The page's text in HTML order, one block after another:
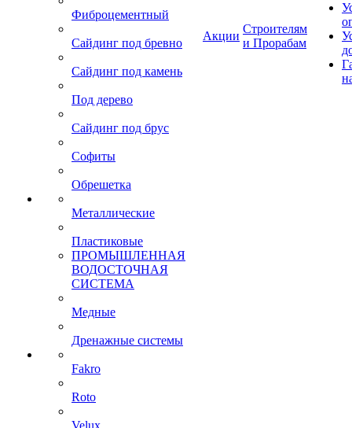
Фиброцементный
Сайдинг под бревно
Сайдинг под камень
Под дерево
Сайдинг под брус
Софиты
Обрешетка
Металлические
Пластиковые
ПРОМЫШЛЕННАЯ
ВОДОСТОЧНАЯ
СИСТЕМА
Медные
Дренажные системы
Fakro
Roto
Velux
Акции
Строителям
и Прорабам